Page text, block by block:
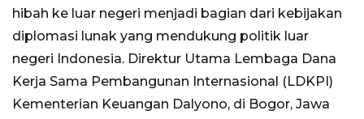
hibah ke luar negeri menjadi bagian dari kebijakan
diplomasi lunak yang mendukung politik luar
negeri Indonesia. Direktur Utama Lembaga Dana
Kerja Sama Pembangunan Internasional (LDKPI)
Kementerian Keuangan Dalyono, di Bogor, Jawa